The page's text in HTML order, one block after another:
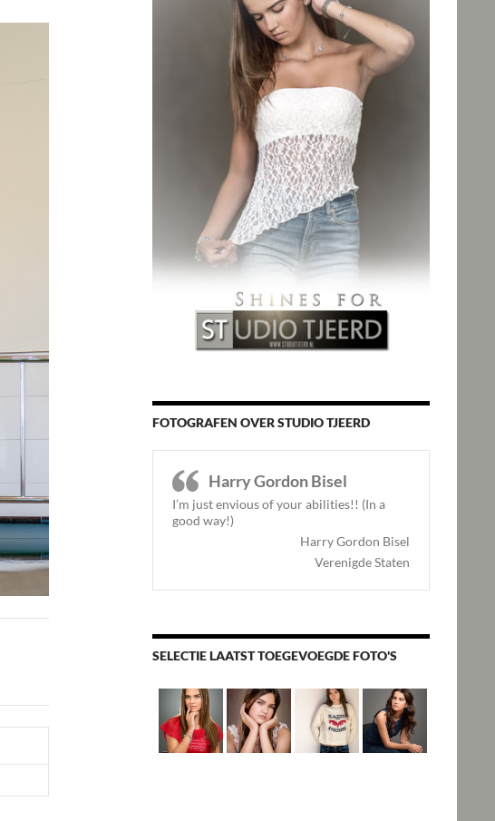
FOTOGRAFEN OVER STUDIO TJEERD
Harry Gordon Bisel
I’m just envious of your abilities!! (In a
good way!)
Harry Gordon Bisel
Verenigde Staten
SELECTIE LAATST TOEGEVOEGDE FOTO'S